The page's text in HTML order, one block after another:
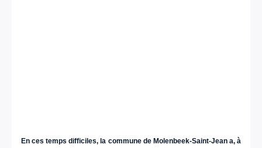
En ces temps difficiles, la commune de Molenbeek-Saint-Jean a, à